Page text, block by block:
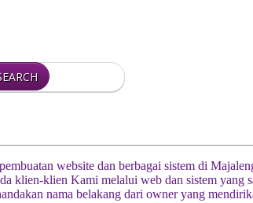
website dan berbagai sistem di
klien-klien Kami melalui web dan sistem yang
nama belakang dari owner yang